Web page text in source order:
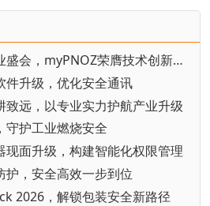
▪ 皮尔磁亮相工控产业盛会，myPNOZ荣膺技术创新标杆奖
件升级，优化安全通讯
致远，以专业实力护航产业升级
守护工业燃烧安全
现面升级，构建智能化权限管理
护，安全高效一步到位
2026，解锁包装安全新路径